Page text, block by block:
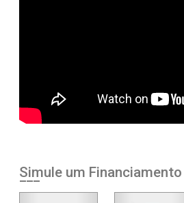
Simule um Financiamento